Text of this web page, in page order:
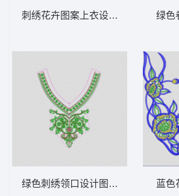
刺绣花卉图案上衣设计图 绳绣领
绿色刺绣领口设计图 亮片 领
绿色
蓝色